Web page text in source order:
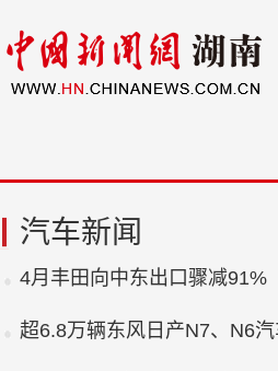
汽车新闻
4月丰田向中东出口骤减91%
超6.8万辆东风日产N7、N6汽